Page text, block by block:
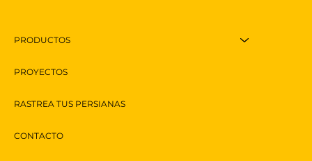
Funcionalidad en un Solo Click
PRODUCTOS
PROYECTOS
RASTREA TUS PERSIANAS
CONTACTO